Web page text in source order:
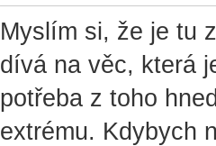
Myslím si, že je tu
dívá na věc, která
potřeba z toho
extrému. Kdybych